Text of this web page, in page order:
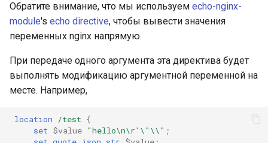
Обратите внимание, что мы используем echo-nginx-
module's echo directive, чтобы вывести значения
переменных nginx напрямую.
При передаче одного аргумента эта директива будет
выполнять модификацию аргументной переменной на
месте. Например,
location /test
{
set $value "hello\n\r'\"\\" ;